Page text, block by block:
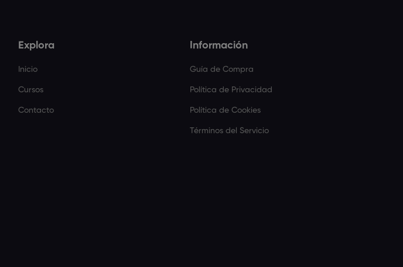
Explora
Inicio
Cursos
Contacto
Información
Guía de Compra
Política de Privacidad
Política de Cookies
Términos del Servicio